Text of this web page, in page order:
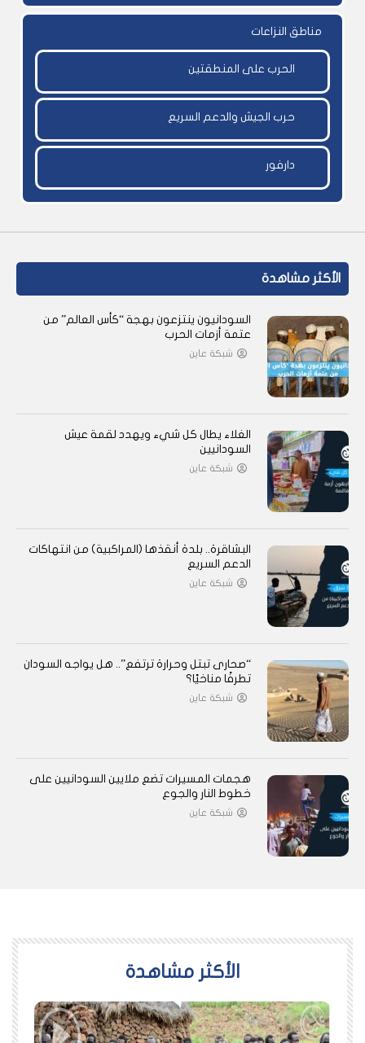
مناطق النزاعات
الحرب على المنطقتين
حرب الجيش والدعم السريع
دارفور
الأكثر مشاهدة
السودانيون ينتزعون بهجة “كأس العالم” من
عتمة أزمات الحرب
شبكة عاين
الغلاء يطال كل شيء ويهدد لقمة عيش
السودانيين
شبكة عاين
البشاقرة.. بلدة أنقذها (المراكبية) من انتهاكات
الدعم السريع
شبكة عاين
“صحارى تبتل وحرارة ترتفع”.. هل يواجه السودان
تطرفًا مناخيًا؟
شبكة عاين
هجمات المسيرات تضع ملايين السودانيين على
خطوط النار والجوع
شبكة عاين
اﻷكثر مشاهدة